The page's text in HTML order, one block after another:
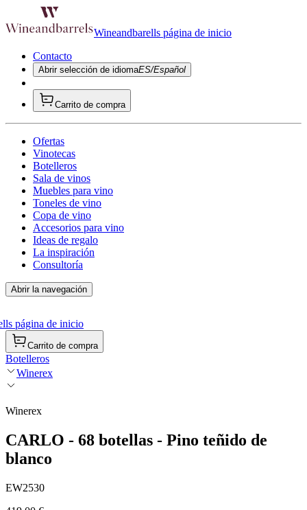
Wineandbarells página de inicio
Contacto
Abrir selección de idiomaES/Español
Carrito de compra
Ofertas
Vinotecas
Botelleros
Sala de vinos
Muebles para vino
Toneles de vino
Copa de vino
Accesorios para vino
Ideas de regalo
La inspiración
Consultoría
Abrir la navegación
página de inicio
Carrito de compra
Botelleros
Winerex
Winerex
CARLO - 68 botellas - Pino teñido de
blanco
EW2530